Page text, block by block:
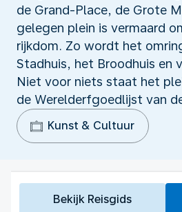
de Grand-Place, de Grote
gelegen plein is vermaard
rijkdom. Zo wordt het
Stadhuis, het Broodhuis en
Niet voor niets staat het
de Werelderfgoedlijst van
Kunst & Cultuur
Bekijk Reisgids